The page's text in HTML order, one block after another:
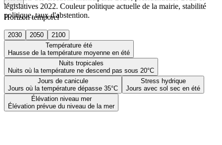
Horizon temporel
2030 2050
2100
Température été
Hausse de la température moyenne en été
Nuits tropicales
Nuits où la température ne descend pas sous 20°C
Jours de canicule
Jours où la température dépasse 35°C
Stress hydrique
Jours avec sol sec en été
Élévation niveau mer
Élévation prévue du niveau de la mer
législatives 2022. Couleur politique actuelle de la mairie, stabilité
politique, taux d'abstention.